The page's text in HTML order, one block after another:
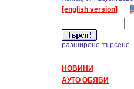
[english version]
разширено търсене
НОВИНИ
АУТО ОБЯВИ